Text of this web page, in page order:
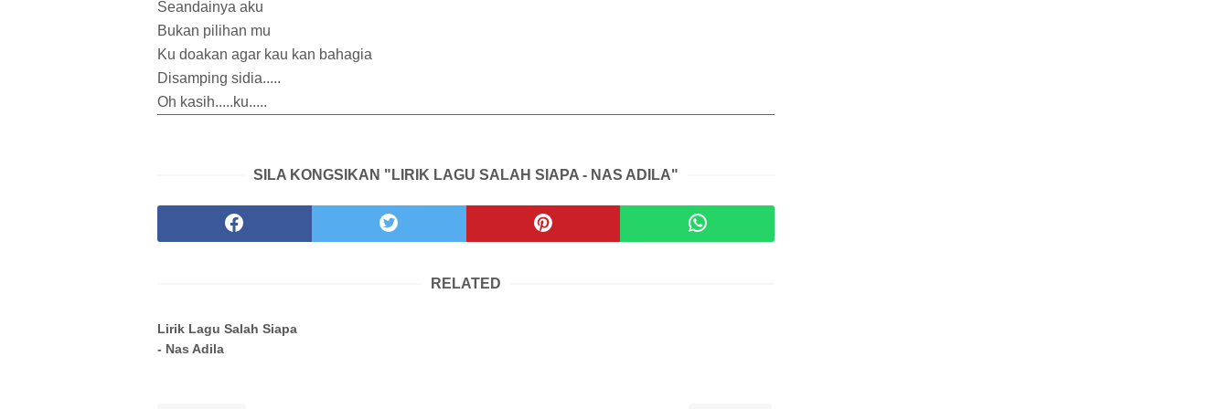
Seandainya aku
Bukan pilihan mu
Ku doakan agar kau kan bahagia
Disamping sidia.....
Oh kasih.....ku.....
SILA KONGSIKAN "LIRIK LAGU SALAH SIAPA - NAS ADILA"
RELATED
Lirik Lagu Salah Siapa
- Nas Adila